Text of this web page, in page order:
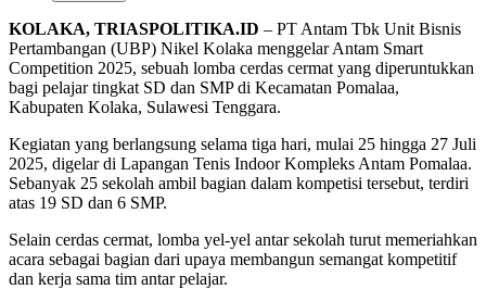
KOLAKA, TRIASPOLITIKA.ID – PT Antam Tbk Unit Bisnis
Pertambangan (UBP) Nikel Kolaka menggelar Antam Smart
Competition 2025, sebuah lomba cerdas cermat yang diperuntukkan
bagi pelajar tingkat SD dan SMP di Kecamatan Pomalaa,
Kabupaten Kolaka, Sulawesi Tenggara.
Kegiatan yang berlangsung selama tiga hari, mulai 25 hingga 27 Juli
2025, digelar di Lapangan Tenis Indoor Kompleks Antam Pomalaa.
Sebanyak 25 sekolah ambil bagian dalam kompetisi tersebut, terdiri
atas 19 SD dan 6 SMP.
Selain cerdas cermat, lomba yel-yel antar sekolah turut memeriahkan
acara sebagai bagian dari upaya membangun semangat kompetitif
dan kerja sama tim antar pelajar.